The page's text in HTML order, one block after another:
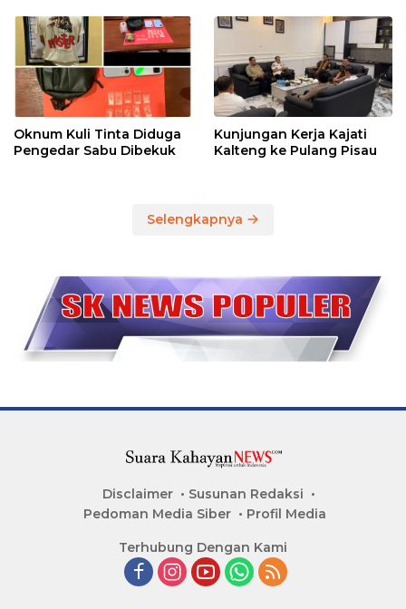
Oknum Kuli Tinta Diduga
Pengedar Sabu Dibekuk
Kunjungan Kerja Kajati
Kalteng ke Pulang Pisau
Selengkapnya
Disclaimer
Susunan Redaksi
Pedoman Media Siber
Profil Media
Terhubung Dengan Kami